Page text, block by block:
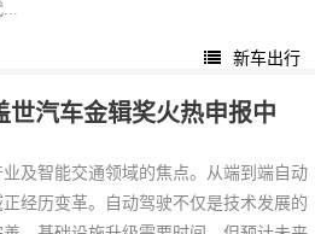
新车出行
世汽车金辑奖火热申报中
及智能交通领域的焦点。从端到端自动
经历变革。自动驾驶不仅是技术发展的